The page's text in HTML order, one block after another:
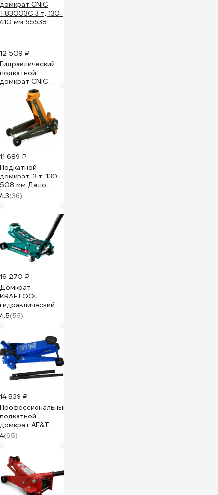
12 509 ₽
Гидравлический
подкатной
домкрат CNIC
T83003С 3 т, 130-
410 мм 55538
11 689 ₽
Подкатной
домкрат, 3 т, 130-
508 мм Дело
Техники 904336
4.3(36)
16 270 ₽
Домкрат
KRAFTOOL
гидравлический
подкатной 3т, 130-
480 мм 43450-
4.5(55)
14 839 ₽
Профессиональный
подкатной
домкрат AE&T
T31203
4(95)